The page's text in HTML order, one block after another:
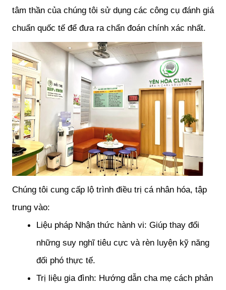
tâm thần của chúng tôi sử dụng các công cụ đánh giá
chuẩn quốc tế để đưa ra chẩn đoán chính xác nhất.
Chúng tôi cung cấp lộ trình điều trị cá nhân hóa, tập
trung vào:
Liệu pháp Nhận thức hành vi: Giúp thay đổi
những suy nghĩ tiêu cực và rèn luyện kỹ năng
đối phó thực tế.
Trị liệu gia đình: Hướng dẫn cha mẹ cách phản